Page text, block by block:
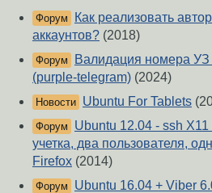
Форум
Как реализовать
аккаунтов? (2018)
Форум
Валидация номера
(purple-telegram) (2024)
Новости Ubuntu For Tablets
Форум
Ubuntu 12.04 - ssh
учетка, два пользователя,
Firefox (2014)
Форум Ubuntu 16.04 + Viber